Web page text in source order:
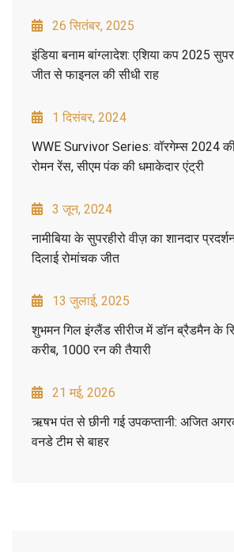
26 सितंबर, 2025
इंडिया बनाम बांग्लादेश: एशिया कप 2025
जीत से फाइनल की सीधी राह
1 दिसंबर, 2024
WWE Survivor Series: वॉरगेम्स 2024
रोमन रेंस, सीएम पंक की धमाकेदार एंट्री
3 जून, 2024
नामीबिया के सुपरहीरो वीज़ का शानदार
दिलाई रोमांचक जीत
13 जुलाई, 2025
शुभमन गिल इंग्लैंड सीरीज में डॉन ब्रैडमैन के
करीब, 1000 रन की तैयारी
21 मई, 2026
ऋषभ पंत से छीनी गई उपकप्तानी: अजित
वनडे टीम से बाहर